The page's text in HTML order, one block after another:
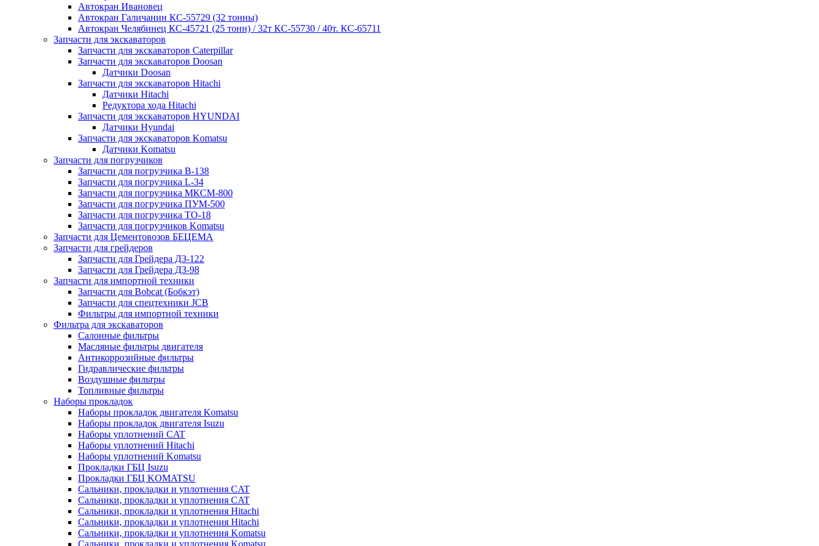
Автокран Ивановец
Автокран Галичанин КС-55729 (32 тонны)
Автокран Челябинец КС-45721 (25 тонн) / 32т КС-55730 / 40т. КС-65711
Запчасти для экскаваторов
Запчасти для экскаваторов Caterpillar
Запчасти для экскаваторов Doosan
Датчики Doosan
Запчасти для экскаваторов Hitachi
Датчики Hitachi
Редуктора хода Hitachi
Запчасти для экскаваторов HYUNDAI
Датчики Hyundai
Запчасти для экскаваторов Komatsu
Датчики Komatsu
Запчасти для погрузчиков
Запчасти для погрузчика B-138
Запчасти для погрузчика L-34
Запчасти для погрузчика МКСМ-800
Запчасти для погрузчика ПУМ-500
Запчасти для погрузчика ТО-18
Запчасти для погрузчиков Komatsu
Запчасти для Цементовозов БЕЦЕМА
Запчасти для грейдеров
Запчасти для Грейдера ДЗ-122
Запчасти для Грейдера ДЗ-98
Запчасти для импортной техники
Запчасти для Bobcat (Бобкэт)
Запчасти для спецтехники JCB
Фильтры для импортной техники
Фильтра для экскаваторов
Салонные фильтры
Масляные фильтры двигателя
Антикоррозийные фильтры
Гидравлические фильтры
Воздушные фильтры
Топливные фильтры
Наборы прокладок
Наборы прокладок двигателя Komatsu
Наборы прокладок двигателя Isuzu
Наборы уплотнений CAT
Наборы уплотнений Hitachi
Наборы уплотнений Komatsu
Прокладки ГБЦ Isuzu
Прокладки ГБЦ KOMATSU
Сальники, прокладки и уплотнения CAT
Сальники, прокладки и уплотнения CAT
Сальники, прокладки и уплотнения Hitachi
Сальники, прокладки и уплотнения Hitachi
Сальники, прокладки и уплотнения Komatsu
Сальники, прокладки и уплотнения Komatsu